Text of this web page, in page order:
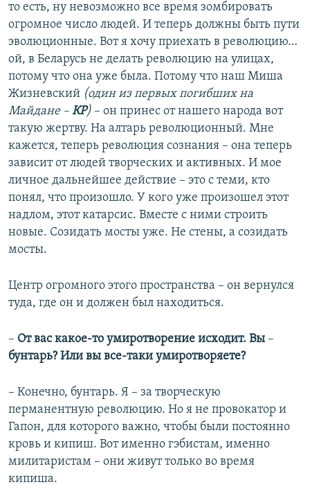
то есть, ну невозможно все время зомбировать
огромное число людей. И теперь должны быть пути
эволюционные. Вот я хочу приехать в революцию…
ой, в Беларусь не делать революцию на улицах,
потому что она уже была. Потому что наш Миша
Жизневский (один из первых погибших на
Майдане – КР) – он принес от нашего народа вот
такую жертву. На алтарь революционный. Мне
кажется, теперь революция сознания – она теперь
зависит от людей творческих и активных. И мое
личное дальнейшее действие – это с теми, кто
понял, что произошло. У кого уже произошел этот
надлом, этот катарсис. Вместе с ними строить
новые. Созидать мосты уже. Не стены, а созидать
мосты.
Центр огромного этого пространства – он вернулся
туда, где он и должен был находиться.
– От вас какое-то умиротворение исходит. Вы –
бунтарь? Или вы все-таки умиротворяете?
– Конечно, бунтарь. Я – за творческую
перманентную революцию. Но я не провокатор и
Гапон, для которого важно, чтобы были постоянно
кровь и кипиш. Вот именно гэбистам, именно
милитаристам – они живут только во время
кипиша.